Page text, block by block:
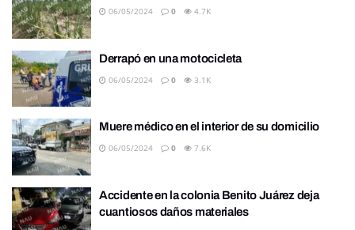
06/05/2024 0 4.7K
Derrapó en una motocicleta
06/05/2024 0 3.1K
Muere médico en el interior de su domicilio
06/05/2024 0 7.6K
Accidente en la colonia Benito Juárez deja
cuantiosos daños materiales